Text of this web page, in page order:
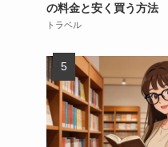
の料金と安く買う方法
トラベル